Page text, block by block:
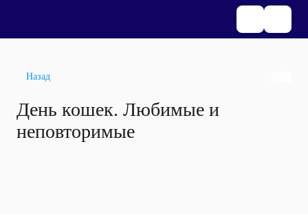
Назад
День кошек. Любимые и
неповторимые